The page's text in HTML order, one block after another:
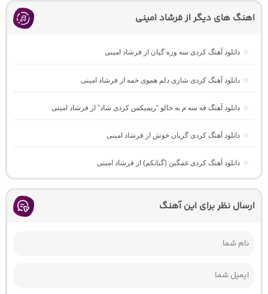
اهنگ های دیگر از فرشاد امینی
دانلود آهنگ کردی سه وزه گیان از فرشاد امینی
دانلود آهنگ کردی شاری دلم هموی خمه از فرشاد امینی
دانلود آهنگ قه سه م به خالو “ریمیکس کردی شاد” از فرشاد امینی
دانلود آهنگ کردی گریان خوش از فرشاد امینی
دانلود آهنگ کردی غمگین (گیانکم) از فرشاد امینی
ارسال نظر برای این آهنگ